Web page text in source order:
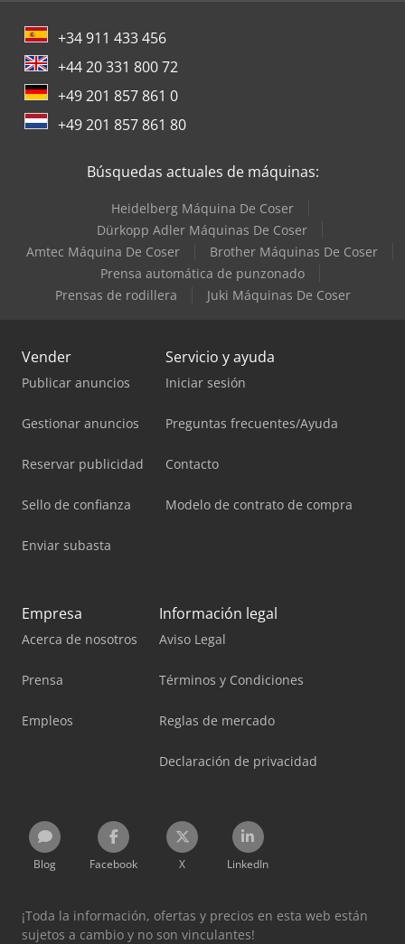
+34 911 433 456
+44 20 331 800 72
+49 201 857 861 0
+49 201 857 861 80
Búsquedas actuales de máquinas:
Heidelberg Máquina De Coser
Dürkopp Adler Máquinas De Coser
Amtec Máquina De Coser
Brother Máquinas De Coser
Prensa automática de punzonado
Prensas de rodillera
Juki Máquinas De Coser
Vender
Publicar anuncios
Gestionar anuncios
Reservar publicidad
Sello de confianza
Enviar subasta
Servicio y ayuda
Iniciar sesión
Preguntas frecuentes/Ayuda
Contacto
Modelo de contrato de compra
Empresa
Acerca de nosotros
Prensa
Empleos
Información legal
Aviso Legal
Términos y Condiciones
Reglas de mercado
Declaración de privacidad
Blog Facebook X LinkedIn
¡Toda la información, ofertas y precios en esta web están
sujetos a cambio y no son vinculantes!